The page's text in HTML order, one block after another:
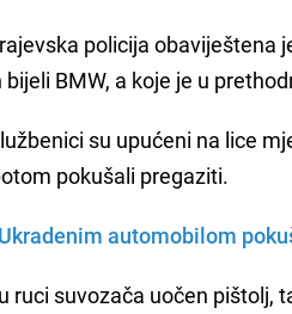
policija obaviještena
BMW, a koje je u
su upućeni na lice
pokušali pregaziti.
automobilom
ruci suvozača uočen pištolj,